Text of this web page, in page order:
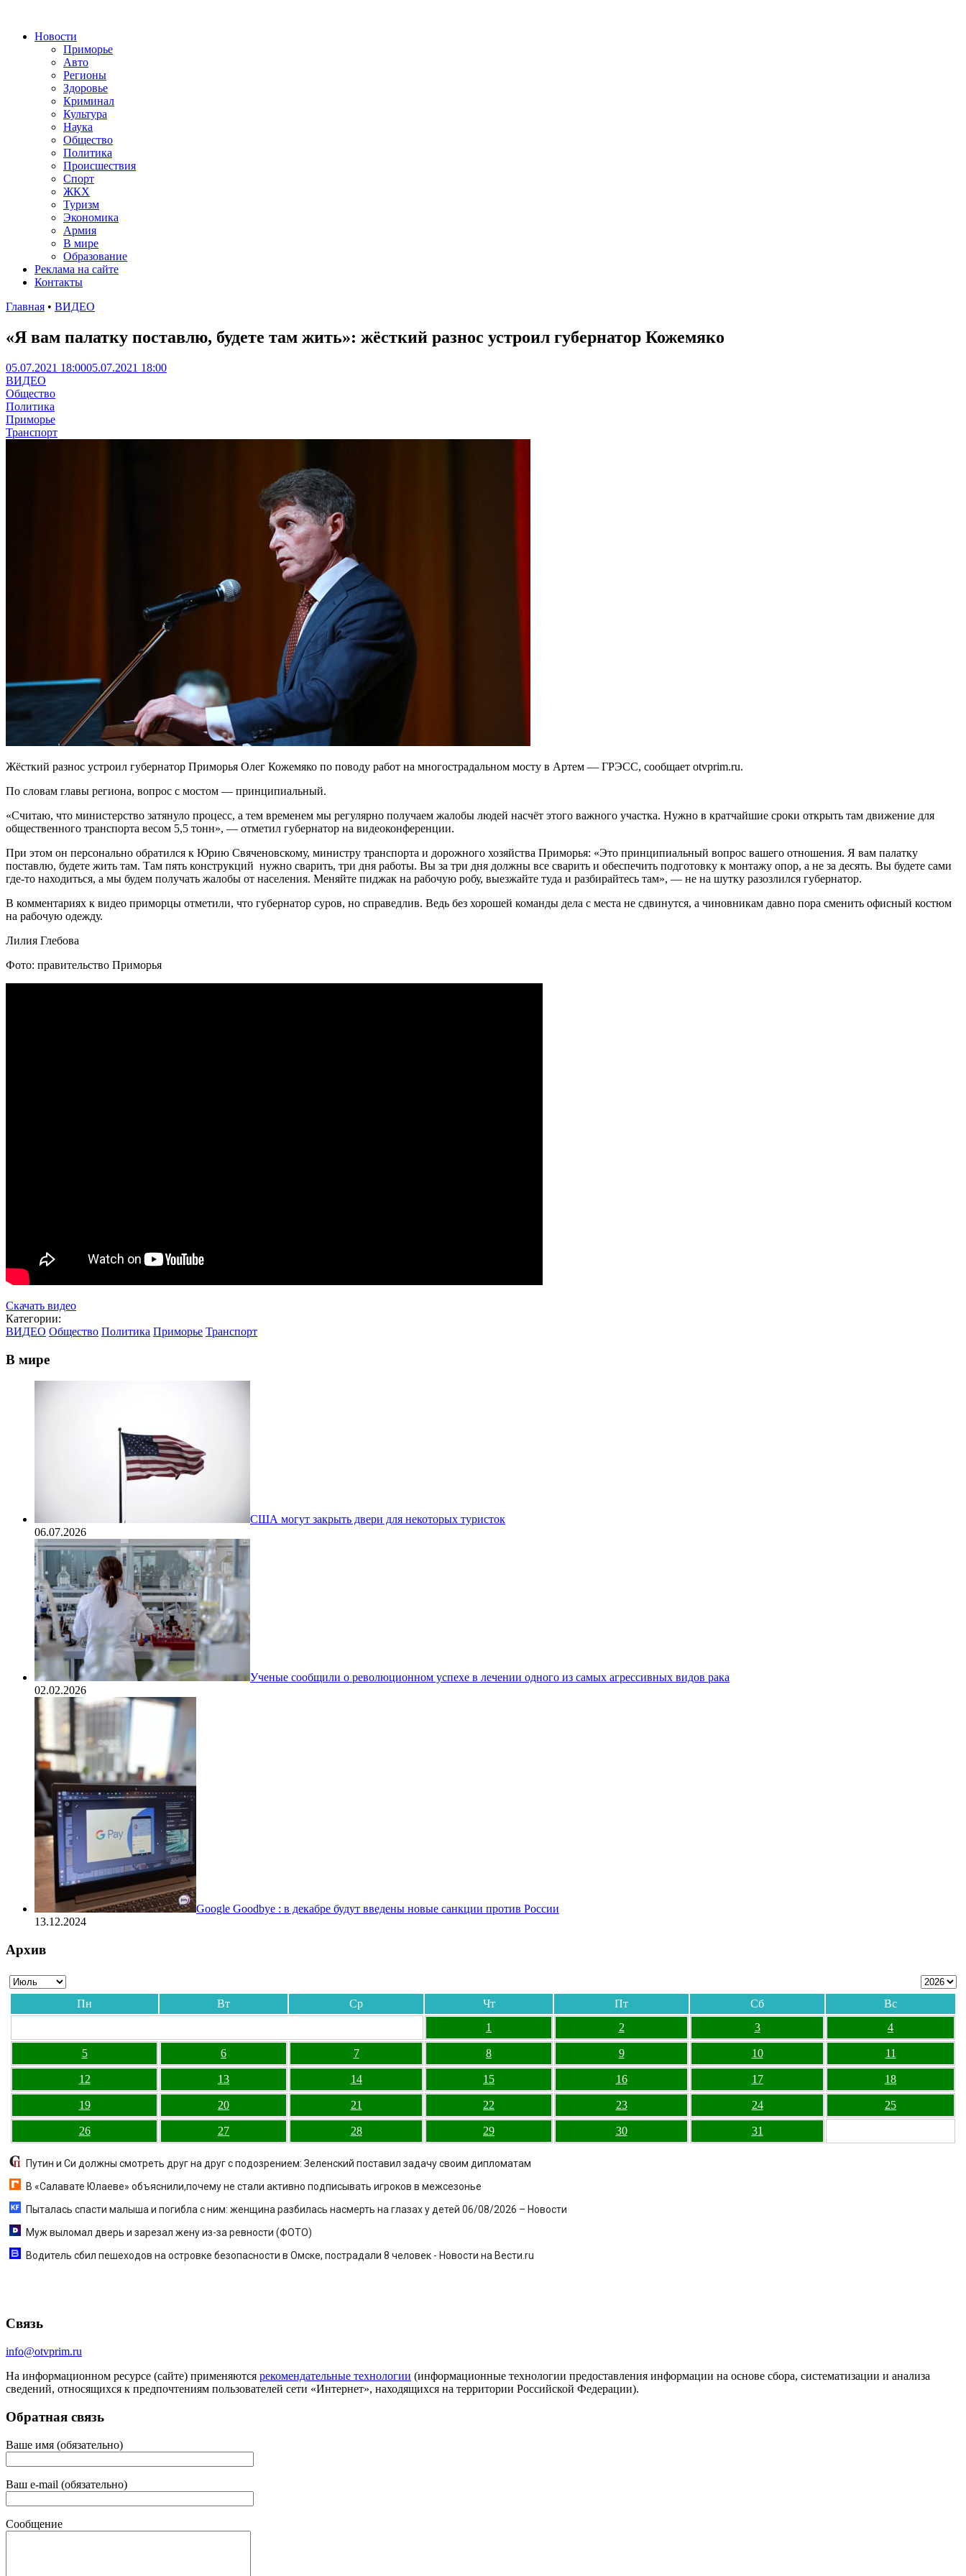
Новости
Приморье
Авто
Регионы
Здоровье
Криминал
Культура
Наука
Общество
Политика
Происшествия
Спорт
ЖКХ
Туризм
Экономика
Армия
В мире
Образование
Реклама на сайте
Контакты
Главная • ВИДЕО
«Я вам палатку поставлю, будете там жить»: жёсткий разнос устроил губернатор Кожемяко
05.07.2021 18:0005.07.2021 18:00
ВИДЕО
Общество
Политика
Приморье
Транспорт
Жёсткий разнос устроил губернатор Приморья Олег Кожемяко по поводу работ на многострадальном мосту в Артем — ГРЭСС, сообщает otvprim.ru.
По словам главы региона, вопрос с мостом — принципиальный.
«Считаю, что министерство затянуло процесс, а тем временем мы регулярно получаем жалобы людей насчёт этого важного участка. Нужно в кратчайшие сроки открыть там движение для
общественного транспорта весом 5,5 тонн», — отметил губернатор на видеоконференции.
При этом он персонально обратился к Юрию Свяченовскому, министру транспорта и дорожного хозяйства Приморья: «Это принципиальный вопрос вашего отношения. Я вам палатку
поставлю, будете жить там. Там пять конструкций нужно сварить, три дня работы. Вы за три дня должны все сварить и обеспечить подготовку к монтажу опор, а не за десять. Вы будете сами
где-то находиться, а мы будем получать жалобы от населения. Меняйте пиджак на рабочую робу, выезжайте туда и разбирайтесь там», — не на шутку разозлился губернатор.
В комментариях к видео приморцы отметили, что губернатор суров, но справедлив. Ведь без хорошей команды дела с места не сдвинутся, а чиновникам давно пора сменить офисный костюм
на рабочую одежду.
Лилия Глебова
Фото: правительство Приморья
Скачать видео
Категории:
ВИДЕО Общество Политика Приморье Транспорт
В мире
США могут закрыть двери для некоторых туристок
06.07.2026
Ученые сообщили о революционном успехе в лечении одного из самых агрессивных видов рака
02.02.2026
Google Goodbye : в декабре будут введены новые санкции против России
13.12.2024
Архив
Пн Вт Ср Чт Пт Сб
Вс
1
2 3 4
5 6 7 8 9 10 11
12 13 14 15 16 17 18
19 20 21 22 23 24 25
26 27 28 29 30 31
Путин и Си должны смотреть друг на друг с подозрением: Зеленский поставил задачу своим дипломатам
В «Салавате Юлаеве» объяснили,почему не стали активно подписывать игроков в межсезонье
Пыталась спасти малыша и погибла с ним: женщина разбилась насмерть на глазах у детей 06/08/2026 – Новости
Муж выломал дверь и зарезал жену из-за ревности (ФОТО)
Водитель сбил пешеходов на островке безопасности в Омске, пострадали 8 человек - Новости на Вести.ru
Связь
info@otvprim.ru
На информационном ресурсе (сайте) применяются рекомендательные технологии (информационные технологии предоставления информации на основе сбора, систематизации и анализа
сведений, относящихся к предпочтениям пользователей сети «Интернет», находящихся на территории Российской Федерации).
Обратная связь
Ваше имя (обязательно)
Ваш e-mail (обязательно)
Сообщение